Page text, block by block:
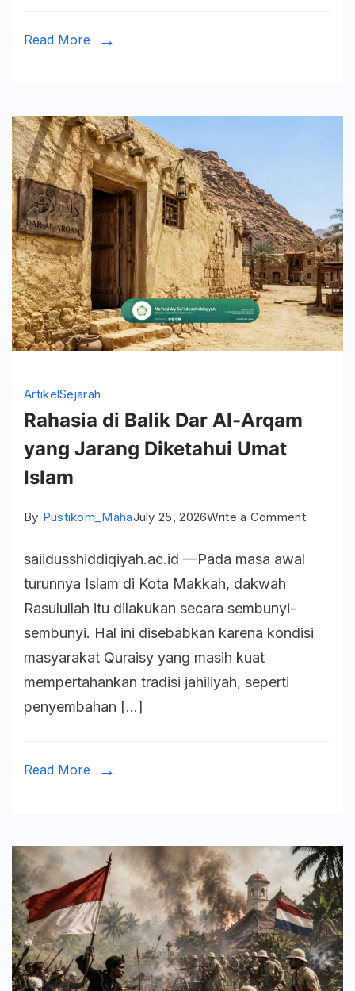
Read More
ArtikelSejarah
Rahasia di Balik Dar Al-Arqam
yang Jarang Diketahui Umat
Islam
By Pustikom_MahaJuly 25, 2026Write a Commenton
Al-
saiidusshiddiqiyah.ac.id —Pada masa awal
turunnya Islam di Kota Makkah, dakwah
Rasulullah itu dilakukan secara sembunyi-
sembunyi. Hal ini disebabkan karena kondisi
masyarakat Quraisy yang masih kuat
mempertahankan tradisi jahiliyah, seperti
penyembahan […]
Read More